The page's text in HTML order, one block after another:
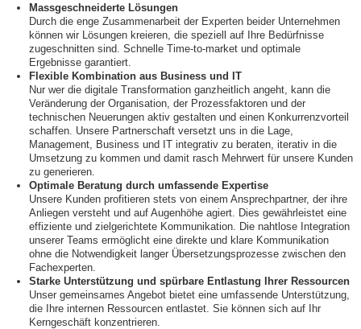
Massgeschneiderte Lösungen
Durch die enge Zusammenarbeit der Experten beider Unternehmen
können wir Lösungen kreieren, die speziell auf Ihre Bedürfnisse
zugeschnitten sind. Schnelle Time-to-market und optimale
Ergebnisse garantiert.
Flexible Kombination aus Business und IT
Nur wer die digitale Transformation ganzheitlich angeht, kann die
Veränderung der Organisation, der Prozessfaktoren und der
technischen Neuerungen aktiv gestalten und einen Konkurrenzvorteil
schaffen. Unsere Partnerschaft versetzt uns in die Lage,
Management, Business und IT integrativ zu beraten, iterativ in die
Umsetzung zu kommen und damit rasch Mehrwert für unsere Kunden
zu generieren.
Optimale Beratung durch umfassende Expertise
Unsere Kunden profitieren stets von einem Ansprechpartner, der ihre
Anliegen versteht und auf Augenhöhe agiert. Dies gewährleistet eine
effiziente und zielgerichtete Kommunikation. Die nahtlose Integration
unserer Teams ermöglicht eine direkte und klare Kommunikation
ohne die Notwendigkeit langer Übersetzungsprozesse zwischen den
Fachexperten.
Starke Unterstützung und spürbare Entlastung Ihrer Ressourcen
Unser gemeinsames Angebot bietet eine umfassende Unterstützung,
die Ihre internen Ressourcen entlastet. Sie können sich auf Ihr
Kerngeschäft konzentrieren.